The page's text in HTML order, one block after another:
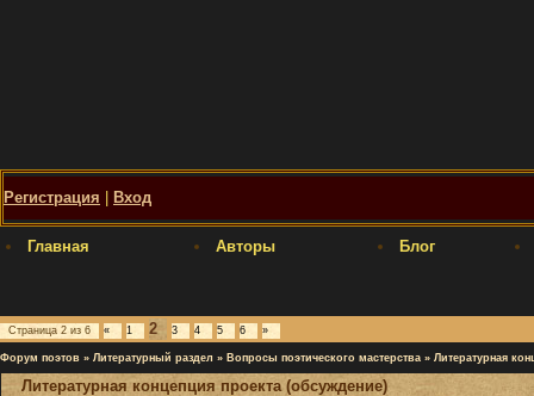
Регистрация Вход
Главная Авторы Блог
Страница 2 из 6 « 1 2 3 4 5 6 »
Форум поэтов » Литературный раздел » Вопросы поэтического мастерства » Литературная
Литературная концепция проекта (обсуждение)